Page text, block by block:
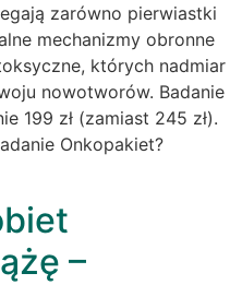
zarówno pierwiastki
mechanizmy obronne
których nadmiar
nowotworów. Badanie
199 zł (zamiast 245 zł).
Onkopakiet?
–